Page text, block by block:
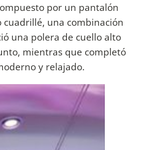
por un pantalón
una combinación
una polera de cuello alto
mientras que completó
y relajado.